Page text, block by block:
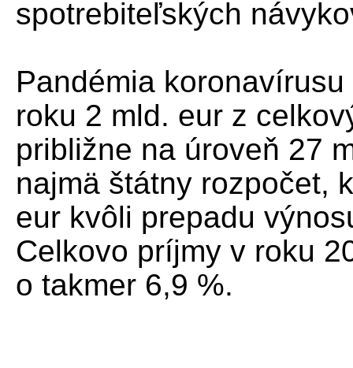
spotrebiteľských
Pandémia
roku 2 mld. eur z
približne na úroveň 27
najmä štátny rozpočet,
eur kvôli prepadu
Celkovo príjmy v roku
o takmer 6,9 %.